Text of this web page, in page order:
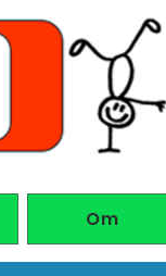
Om